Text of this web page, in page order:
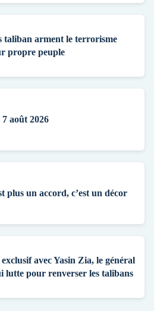
taliban arment le terrorisme
propre peuple
août 2026
plus un accord, c’est un décor
avec Yasin Zia, le général
lutte pour renverser les talibans